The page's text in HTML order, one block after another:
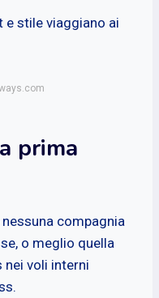
stile viaggiano ai
prima
compagnia
o meglio quella
nei voli interni